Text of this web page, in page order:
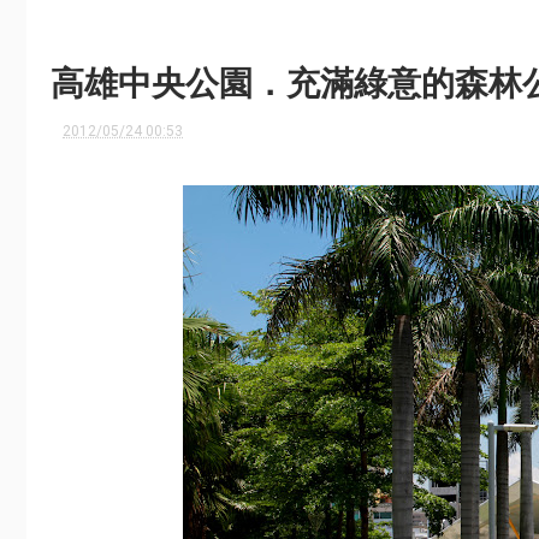
高雄中央公園．充滿綠意的森林
2012/05/24 00:53